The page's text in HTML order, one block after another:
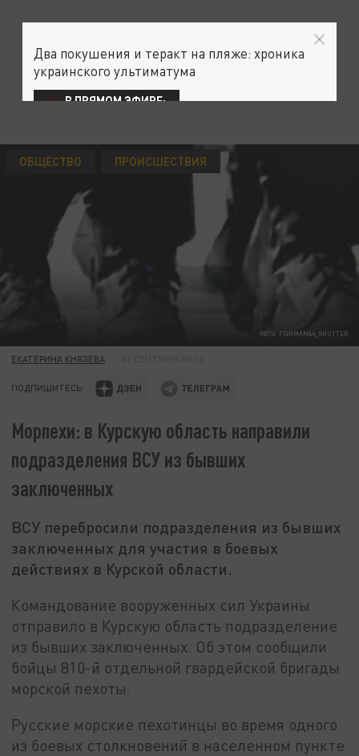
ФОТО: FISHMAN64_SHUTTER
ОБЩЕСТВО ПРОИСШЕСТВИЯ
ЕКАТЕРИНА КНЯЗЕВА
ПОДПИШИТЕСЬ:
Морпехи: в Курскую область направили
подразделения ВСУ из бывших
заключенных
ВСУ перебросили подразделения из бывших
заключенных для участия в боевых
действиях в Курской области.
Командование вооруженных сил Украины
отправило в Курскую область подразделение
из бывших заключенных. Об этом сообщили
бойцы 810-й отдельной гвардейской бригады
морской пехоты.
Русские морские пехотинцы во время одного
из боевых столкновений в населенном пункте
Два покушения и теракт на пляже: хроника
украинского ультиматума
В ПРЯМОМ ЭФИРЕ: